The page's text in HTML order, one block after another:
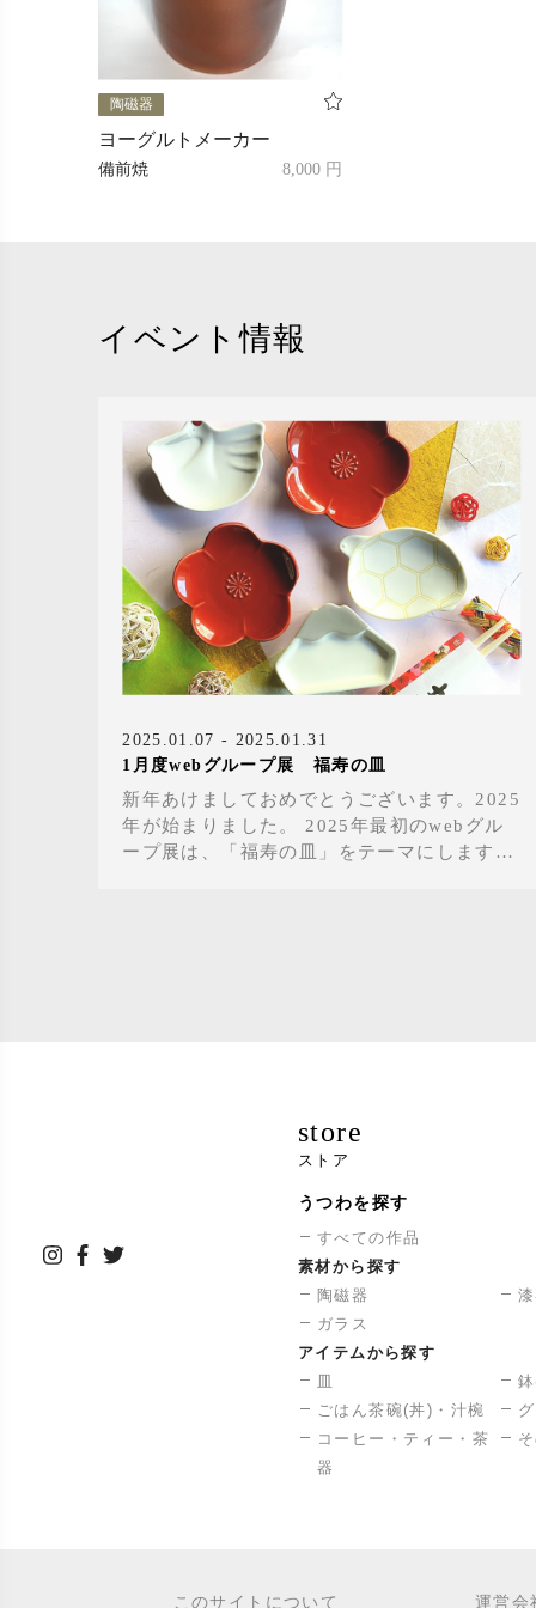
陶磁器
ヨーグルトメーカー
備前焼 8,000 円
イベント情報
2025.01.07 - 2025.01.31
1月度webグループ展 福寿の皿
新年あけましておめでとうございます。2025
年が始まりました。 2025年最初のwebグル
ープ展は、「福寿の皿」をテーマにします。
store
ストア
うつわを探す
すべての作品
素材から探す
陶磁器
ガラス
アイテムから探す
皿
ごはん茶碗(丼)・汁椀
コーヒー・ティー・茶
器
このサイトについて 運営会